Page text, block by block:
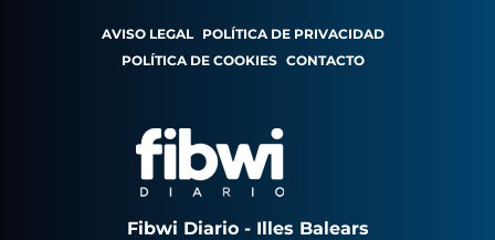
AVISO LEGAL POLÍTICA DE PRIVACIDAD
POLÍTICA DE COOKIES CONTACTO
Fibwi Diario - Illes Balears